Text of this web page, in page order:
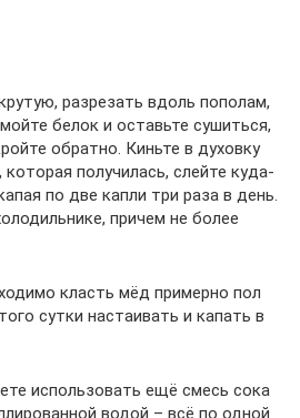
разрезать вдоль пополам,
белок и оставьте сушиться,
обратно. Киньте в духовку
получилась, слейте куда-
по две капли три раза в день.
причем не более
класть мёд примерно пол
сутки настаивать и капать в
использовать ещё смесь сока
водой – всё по одной